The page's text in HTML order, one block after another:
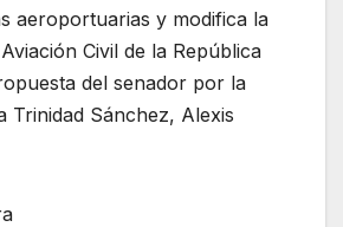
aeroportuarias y modifica la
Civil de la República
del senador por la
Trinidad Sánchez, Alexis